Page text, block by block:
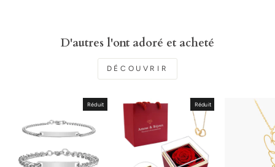
D'autres l'ont adoré et acheté
DÉCOUVRIR
Réduit Réduit